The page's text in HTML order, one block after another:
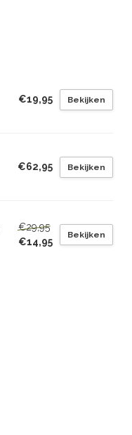
€19,95 Bekijken
€62,95 Bekijken
€29,95
€14,95
Bekijken